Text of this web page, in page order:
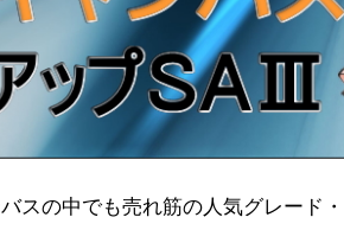
スの中でも売れ筋の人気グレード・